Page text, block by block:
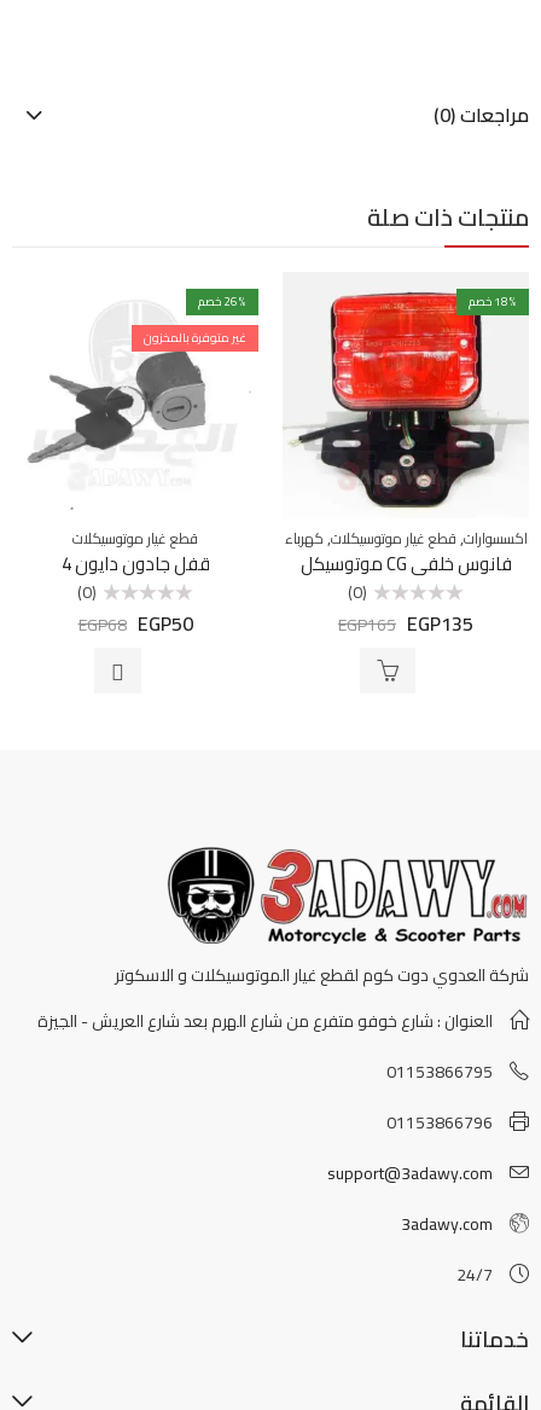
مراجعات (0)
منتجات ذات صلة
18% خصم
اكسسوارات,قطع غيار موتوسيكلات,كهرباء
فانوس خلفي CG موتوسيكل
التقييم
(0)
EGP135
EGP165
26% خصم
غير متوفرة بالمخزون
قطع غيار موتوسيكلات
قفل جادون دايون 4
التقييم
(0)
EGP50
EGP68
شركة العدوي دوت كوم لقطع غيار الموتوسيكلات و الاسكوتر
العنوان : شارع خوفو متفرع من شارع الهرم بعد شارع العريش - الجيزة
01153866795
01153866796
support@3adawy.com
3adawy.com
24/7
خدماتنا